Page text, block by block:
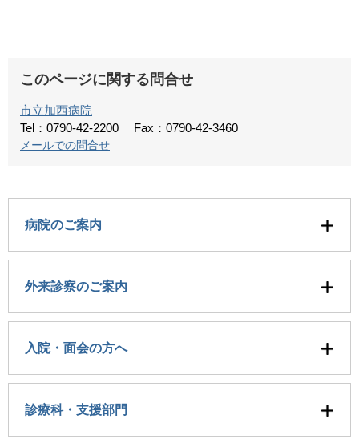
このページに関する問合せ
市立加西病院
Tel：0790-42-2200
Fax：0790-42-3460
メールでの問合せ
病院のご案内
外来診察のご案内
入院・面会の方へ
診療科・支援部門